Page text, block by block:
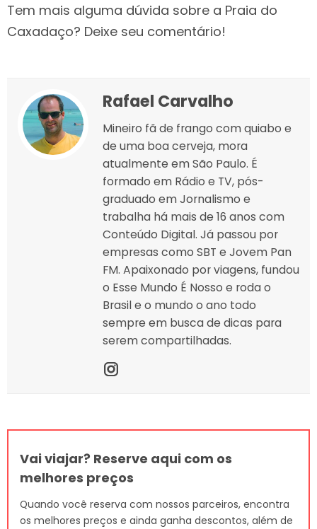
Tem mais alguma dúvida sobre a Praia do
Caxadaço? Deixe seu comentário!
Rafael Carvalho
Mineiro fã de frango com quiabo e
de uma boa cerveja, mora
atualmente em São Paulo. É
formado em Rádio e TV, pós-
graduado em Jornalismo e
trabalha há mais de 16 anos com
Conteúdo Digital. Já passou por
empresas como SBT e Jovem Pan
FM. Apaixonado por viagens, fundou
o Esse Mundo É Nosso e roda o
Brasil e o mundo o ano todo
sempre em busca de dicas para
serem compartilhadas.
Vai viajar? Reserve aqui com os
melhores preços
Quando você reserva com nossos parceiros, encontra
os melhores preços e ainda ganha descontos, além de